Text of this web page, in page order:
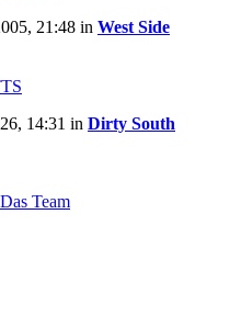
21:48 in West Side
14:31 in Dirty South
Das Team